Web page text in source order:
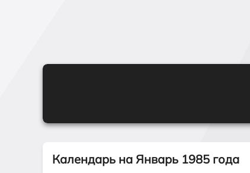
Календарь на Январь 1985 года